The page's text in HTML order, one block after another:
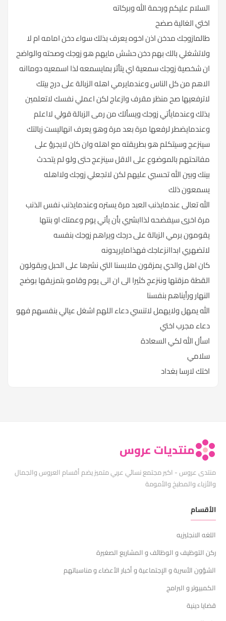
السلام عليكم ورحمة الله وبركاته
اختي الغالية صضح
طالمازوجك مدخن اذن اخوه يعرف بذلك سواء دخن امامه ام لا
ولاتشغلي بالك بهم دخن حشش مايهم هو زوجك وصحته والواضح
ان شخصية زوجك سمعية اي يتأثر بمايسمعه لذا اسمعيه دوماانه
الاهم من كل الناس وعندمايرمي اهله الزبالة على درج بيتك
لاترفعيها صح منظر مقرف وازعاج لكن اعملي نفسك لاتعلمين
بذلك وعندمايأتي زوجك ويسألك من رمى الزبالة قولي لااعلم
وعندمايضطر لرفعها مرة بعد مرة وهو يعرف انهاليست زبالتك
سينزعج وسيتكلم هو بطريقته مع اهله وان كان لايجرؤ على
مفاتحتهم بالموضوع على الاقل سينزعج حتى ولو لم يتحدث
بينك وبين الله تحسبي عليهم لكن لاتجعلي زوجك ولااهله
يسمعون ذلك
الله تعالى عندمايذنب العبد مرة يستره وعندمايذنب نفس الذنب
مرة اخرى سيفضحه لذاابشري بأن يأتي يوم وعمتك او بنتها
يقومون برمي الزبالة على درجك ويراهم زوجك بنفسه
لاتضهري ابداانزعاجك فهذامايريدونه
كان اهل والدي يمزقون ملابسنا التي نشرها على الحبل ويقولون
القطة مزقتها وننزعج كثيرا الى ان اتى يوم وقامو بتمزيقها بوضح
النهار ورأيناهم بنفسنا
الله يمهل ولايهمل لاتنسي دعاء اللهم اشغل عيالي بنفسهم فهو
دعاء مجرب اختي
اسأل الله لكي السعادة
سلامي
اختك لارسا بغداد
منتديات عروس
منتدى عروس - اكبر مجتمع نسائي عربي متميز يضم أقسام العروس والجمال
والأزياء والمطبخ والأمومة
الأقسام
اللغه الانجليزيه
ركن التوظيف و الوظائف و المشاريع الصغيرة
الشؤون الأسرية و الإجتماعية و أخبار الأعضاء و مناسباتهم
الكمبيوتر و البرامج
قضايا دينية